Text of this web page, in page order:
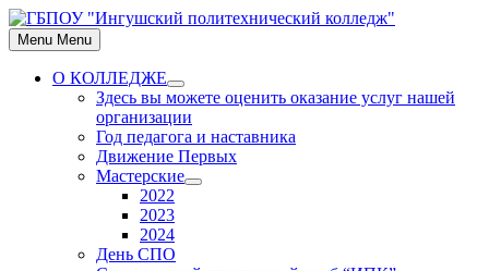
Skip
to
content
Menu Menu
О КОЛЛЕДЖЕ
Show
sub
menu
Здесь вы можете оценить оказание услуг нашей
организации
Год педагога и наставника
Движение Первых
Мастерские
Show
2022
2023
2024
День СПО